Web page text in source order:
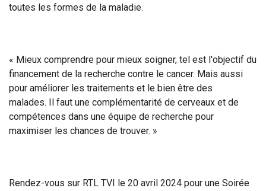
toutes les formes de la maladie.
« Mieux comprendre pour mieux soigner, tel est l'objectif du
financement de la recherche contre le cancer. Mais aussi
pour améliorer les traitements et le bien être des
malades. Il faut une complémentarité de cerveaux et de
compétences dans une équipe de recherche pour
maximiser les chances de trouver. »
Rendez-vous sur RTL TVI le 20 avril 2024 pour une Soirée